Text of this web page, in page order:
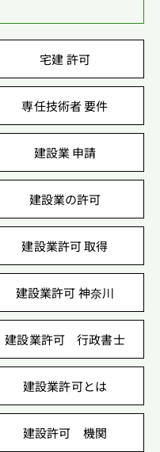
宅建 許可
専任技術者 要件
建設業 申請
建設業の許可
建設業許可 取得
建設業許可 神奈川
建設業許可 行政書士
建設業許可とは
建設許可 機関